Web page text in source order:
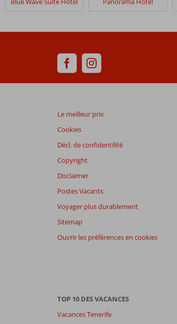
Le meilleur prix
Cookies
Décl. de confidentilité
Copyright
Disclaimer
Postes Vacants
Voyager plus durablement
Sitemap
Ouvrir les préférences en cookies
TOP 10 DES VACANCES
Vacances Tenerife